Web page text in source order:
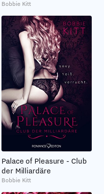
Bobbie Kitt
Palace of Pleasure - Club
der Milliardäre
Bobbie Kitt